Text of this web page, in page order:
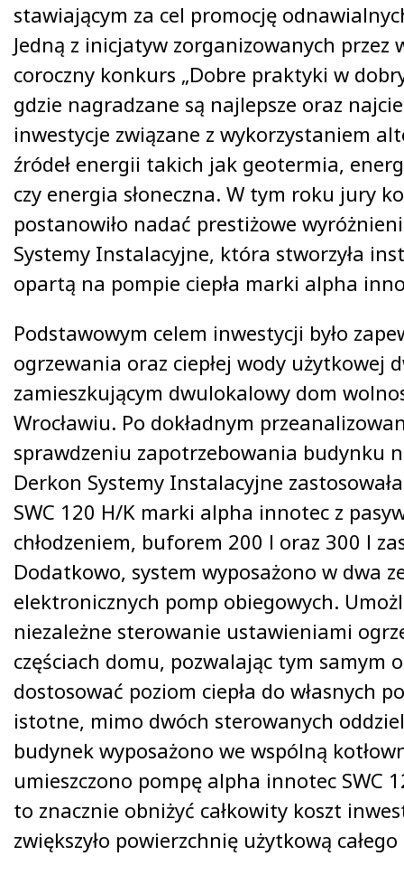
stawiającym za cel promocję
Jedną z inicjatyw zorganizowanych przez
coroczny konkurs „Dobre praktyki w
gdzie nagradzane są najlepsze oraz
inwestycje związane z wykorzystaniem
źródeł energii takich jak geotermia,
czy energia słoneczna. W tym roku jury
postanowiło nadać prestiżowe
Systemy Instalacyjne, która stworzyła
opartą na pompie ciepła marki alpha
Podstawowym celem inwestycji było
ogrzewania oraz ciepłej wody użytkowej
zamieszkującym dwulokalowy dom
Wrocławiu. Po dokładnym
sprawdzeniu zapotrzebowania budynku
Derkon Systemy Instalacyjne
SWC 120 H/K marki alpha innotec z
chłodzeniem, buforem 200 l oraz 300 l
Dodatkowo, system wyposażono w dwa
elektronicznych pomp obiegowych.
niezależne sterowanie ustawieniami
częściach domu, pozwalając tym samym
dostosować poziom ciepła do własnych
istotne, mimo dwóch sterowanych
budynek wyposażono we wspólną
umieszczono pompę alpha innotec SWC
to znacznie obniżyć całkowity koszt
zwiększyło powierzchnię użytkową